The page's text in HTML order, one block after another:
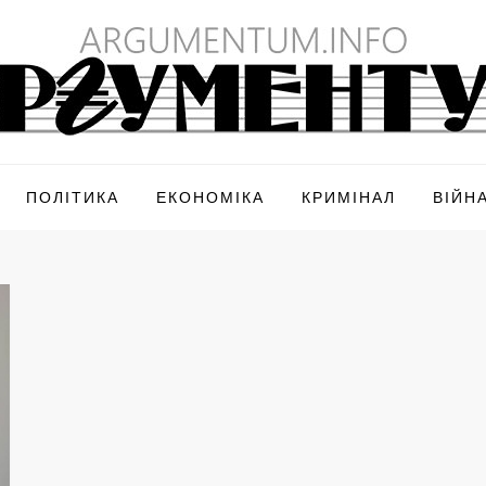
ПОЛІТИКА ЕКОНОМІКА КРИМІНАЛ